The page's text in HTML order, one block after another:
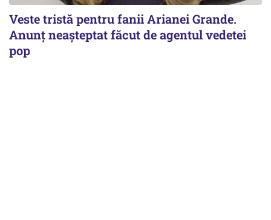
Veste tristă pentru fanii Arianei Grande.
Anunț neașteptat făcut de agentul vedetei
pop